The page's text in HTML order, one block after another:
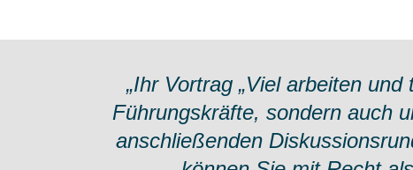
„Ihr Vortrag „Viel arbeiten
Führungskräfte, sondern auch
anschließenden